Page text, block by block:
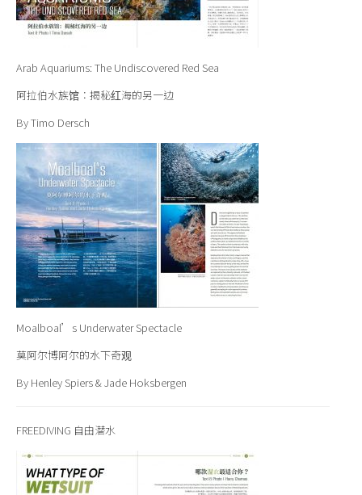
Arab Aquariums: The Undiscovered Red Sea
阿拉伯水族馆：揭秘红海的另一边
By Timo Dersch
Moalboal’s Underwater Spectacle
莫阿尔博阿尔的水下奇观
By Henley Spiers & Jade Hoksbergen
FREEDIVING 自由潜水